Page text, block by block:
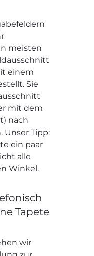
meisten
einem
Sie
mit dem
nach
Unser Tipp:
ein paar
alle
Winkel.
Tapete
wir